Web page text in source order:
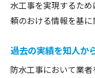
水工事を実現するた
頼のおける情報を基に
過去の実績を知人か
防水工事において業